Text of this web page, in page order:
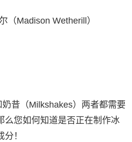
（Madison Wetherill）
昔（Milkshakes）两者都需要
么您如何知道是否正在制作冰
！